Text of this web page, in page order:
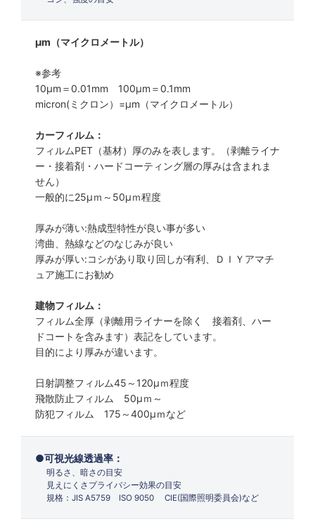
μm（マイクロメートル）
※参考
10μm＝0.01mm 100μm＝0.1mm
micron(ミクロン）=µm（マイクロメートル）
カーフィルム：
フィルムPET（基材）厚のみを表します。（剥離ライナ
ー・接着剤・ハードコーティング層の厚みは含まれま
せん）
一般的に25µｍ～50µｍ程度
厚みが薄い:熱成型特性が良い事が多い
湾曲、熱線などのなじみが良い
厚みが厚い:コシがあり取り回しが有利、ＤＩＹアマチ
ュア施工にお勧め
建物フィルム：
フィルム全厚（剥離用ライナーを除く 接着剤、ハー
ドコートを含みます）表記をしています。
目的により厚みが違います。
日射調整フィルム45～120µｍ程度
飛散防止フィルム 50µｍ～
防犯フィルム 175～400µｍなど
可視光線透過率：
明るさ、暗さの目安
見えにくさプライバシー効果の目安
規格：JIS A5759 ISO 9050 CIE(国際照明委員会)など